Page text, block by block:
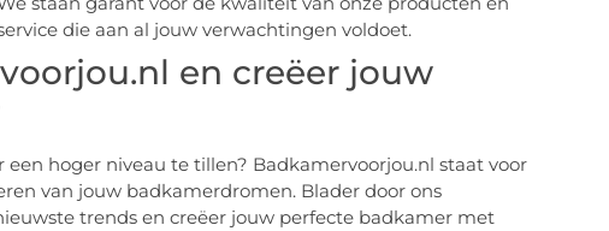
die aan al jouw verwachtingen voldoet.
en creëer jouw
hoger niveau te tillen? Badkamervoorjou.nl staat voor
van jouw badkamerdromen. Blader door ons
trends en creëer jouw perfecte badkamer met